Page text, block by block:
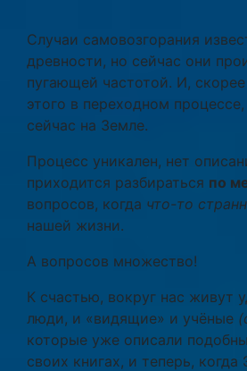
Случаи самовозгорания
древности, но сейчас они
пугающей частотой. И,
этого в переходном
сейчас на Земле.
Процесс уникален, нет
приходится разбираться по
вопросов, когда что-то
нашей жизни.
А вопросов множество!
К счастью, вокруг нас живут
люди, и «видящие» и учёные
которые уже описали
своих книгах, и теперь, когда